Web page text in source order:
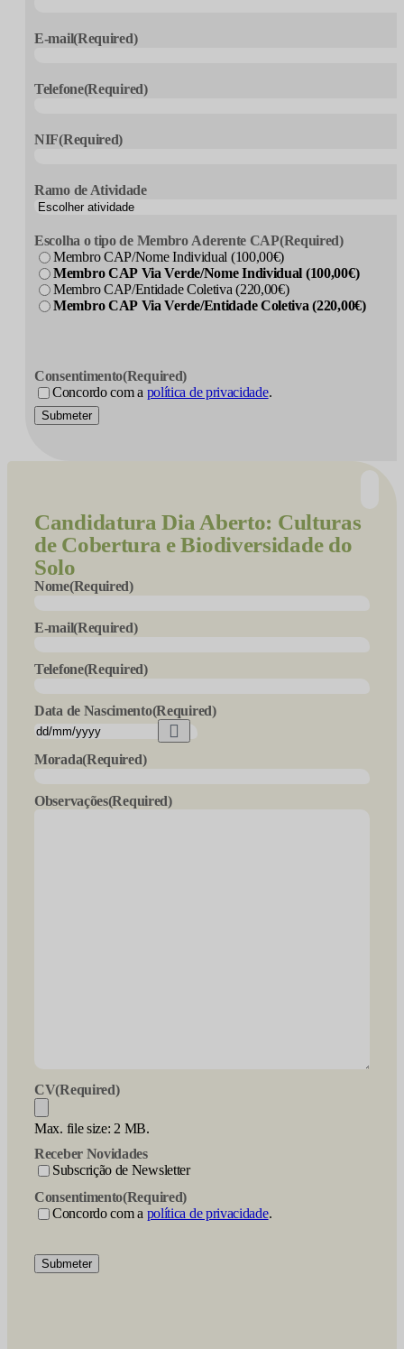
E-mail(Required)
Telefone(Required)
NIF(Required)
Ramo de Atividade
Escolha o tipo de Membro Aderente CAP(Required)
Membro CAP/Nome Individual (100,00€)
Membro CAP Via Verde/Nome Individual (100,00€)
Membro CAP/Entidade Coletiva (220,00€)
Membro CAP Via Verde/Entidade Coletiva (220,00€)
Consentimento(Required)
Concordo com a política de privacidade.
Submeter
CandidaturaDia Aberto: Culturas
de Cobertura e Biodiversidade do
Solo
Nome(Required)
E-mail(Required)
Telefone(Required)
Data de Nascimento(Required)
Morada(Required)
Observações(Required)
CV(Required)
Max. file size: 2 MB.
Receber Novidades
Subscrição de Newsletter
Consentimento(Required)
Concordo com a política de privacidade.
Submeter